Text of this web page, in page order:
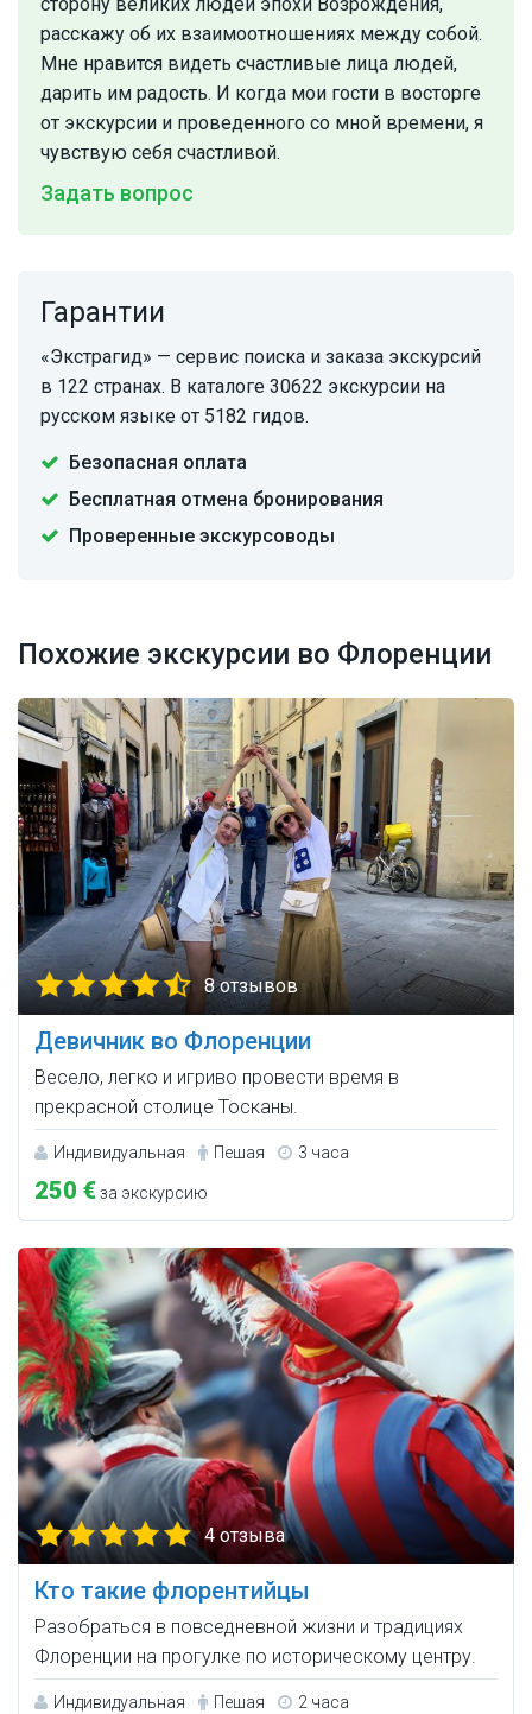
расскажу об их взаимоотношениях между собой.
Мне нравится видеть счастливые лица людей,
дарить им радость. И когда мои гости в восторге
от экскурсии и проведенного со мной времени, я
чувствую себя счастливой.
Задать вопрос
Гарантии
«Экстрагид» — сервис поиска и заказа экскурсий
в 122 странах. В каталоге 30622 экскурсии на
русском языке от 5182 гидов.
Безопасная оплата
Бесплатная отмена бронирования
Проверенные экскурсоводы
Похожие экскурсии во Флоренции
8 отзывов
Девичник во Флоренции
Весело, легко и игриво провести время в
прекрасной столице Тосканы.
Индивидуальная Пешая 3 часа
250 €за экскурсию
4 отзыва
Кто такие флорентийцы
Разобраться в повседневной жизни и традициях
Флоренции на прогулке по историческому центру.
Индивидуальная Пешая 2 часа